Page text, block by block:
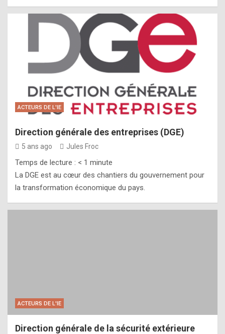
ACTEURS DE L'IE
Direction générale des entreprises (DGE)
5 ans ago Jules Froc
Temps de lecture : < 1 minute
La DGE est au cœur des chantiers du gouvernement pour
la transformation économique du pays.
ACTEURS DE L'IE
Direction générale de la sécurité extérieure